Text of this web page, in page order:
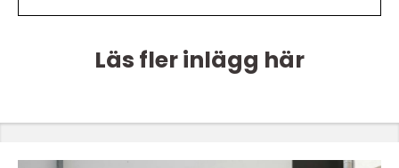
Läs fler inlägg här